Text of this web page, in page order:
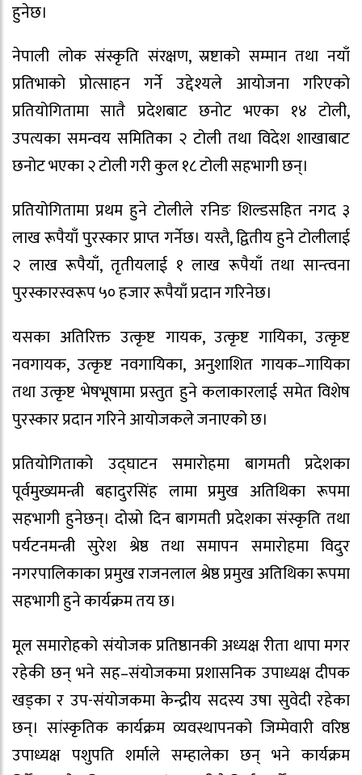
हुनेछ।
नेपाली लोक संस्कृति संरक्षण, स्रष्टाको सम्मान तथा नयाँ
प्रतिभाको प्रोत्साहन गर्ने उद्देश्यले आयोजना गरिएको
प्रतियोगितामा सातै प्रदेशबाट छनोट भएका १४ टोली,
उपत्यका समन्वय समितिका २ टोली तथा विदेश शाखाबाट
छनोट भएका २ टोली गरी कुल १८ टोली सहभागी छन्।
प्रतियोगितामा प्रथम हुने टोलीले रनिङ शिल्डसहित नगद ३
लाख रूपैयाँ पुरस्कार प्राप्त गर्नेछ। यस्तै, द्वितीय हुने टोलीलाई
२ लाख रूपैयाँ, तृतीयलाई १ लाख रूपैयाँ तथा सान्त्वना
पुरस्कारस्वरूप ५० हजार रूपैयाँ प्रदान गरिनेछ।
यसका अतिरिक्त उत्कृष्ट गायक, उत्कृष्ट गायिका, उत्कृष्ट
नवगायक, उत्कृष्ट नवगायिका, अनुशाशित गायक–गायिका
तथा उत्कृष्ट भेषभूषामा प्रस्तुत हुने कलाकारलाई समेत विशेष
पुरस्कार प्रदान गरिने आयोजकले जनाएको छ।
प्रतियोगिताको उद्घाटन समारोहमा बागमती प्रदेशका
पूर्वमुख्यमन्त्री बहादुरसिंह लामा प्रमुख अतिथिका रूपमा
सहभागी हुनेछन्। दोस्रो दिन बागमती प्रदेशका संस्कृति तथा
पर्यटनमन्त्री सुरेश श्रेष्ठ तथा समापन समारोहमा विदुर
नगरपालिकाका प्रमुख राजनलाल श्रेष्ठ प्रमुख अतिथिका रूपमा
सहभागी हुने कार्यक्रम तय छ।
मूल समारोहको संयोजक प्रतिष्ठानकी अध्यक्ष रीता थापा मगर
रहेकी छन् भने सह–संयोजकमा प्रशासनिक उपाध्यक्ष दीपक
खड्का र उप-संयोजकमा केन्द्रीय सदस्य उषा सुवेदी रहेका
छन्। सांस्कृतिक कार्यक्रम व्यवस्थापनको जिम्मेवारी वरिष्ठ
उपाध्यक्ष पशुपति शर्माले सम्हालेका छन् भने कार्यक्रम